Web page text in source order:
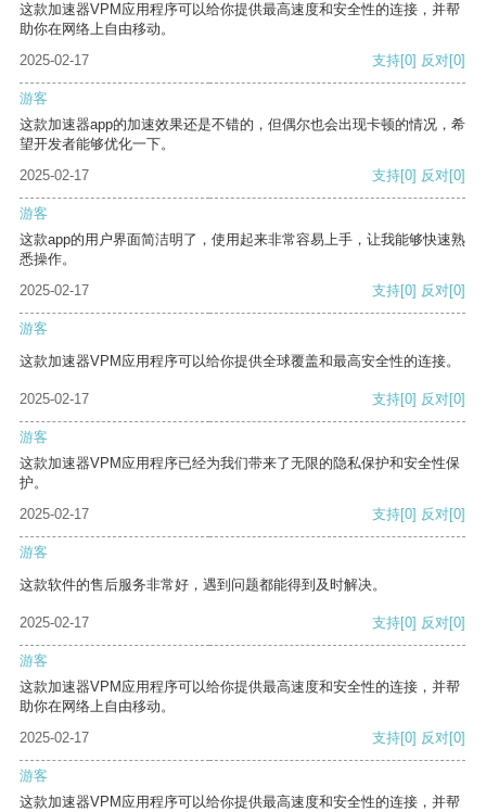
这款加速器VPM应用程序可以给你提供最高速度和安全性的连接，并帮
助你在网络上自由移动。
2025-02-17
支持[0] 反对[0]
游客
这款加速器app的加速效果还是不错的，但偶尔也会出现卡顿的情况，希
望开发者能够优化一下。
2025-02-17
支持[0] 反对[0]
游客
这款app的用户界面简洁明了，使用起来非常容易上手，让我能够快速熟
悉操作。
2025-02-17
支持[0] 反对[0]
游客
这款加速器VPM应用程序可以给你提供全球覆盖和最高安全性的连接。
2025-02-17 支持[0] 反对[0]
游客
这款加速器VPM应用程序已经为我们带来了无限的隐私保护和安全性保
护。
2025-02-17
支持[0] 反对[0]
游客
这款软件的售后服务非常好，遇到问题都能得到及时解决。
2025-02-17 支持[0] 反对[0]
游客
这款加速器VPM应用程序可以给你提供最高速度和安全性的连接，并帮
助你在网络上自由移动。
2025-02-17
支持[0] 反对[0]
游客
这款加速器VPM应用程序可以给你提供最高速度和安全性的连接，并帮